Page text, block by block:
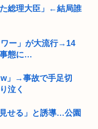
た総理大臣」←結局誰
ー」が大流行→14
事態に…
」→事故で手足切
泣く
せる」と誘導…公園